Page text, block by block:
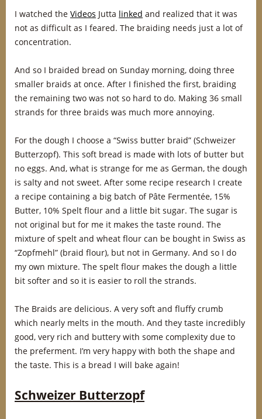
I watched the Videos Jutta linked and realized that it was
not as difficult as I feared. The braiding needs just a lot of
concentration.
And so I braided bread on Sunday morning, doing three
smaller braids at once. After I finished the first, braiding
the remaining two was not so hard to do. Making 36 small
strands for three braids was much more annoying.
For the dough I choose a “Swiss butter braid” (Schweizer
Butterzopf). This soft bread is made with lots of butter but
no eggs. And, what is strange for me as German, the dough
is salty and not sweet. After some recipe research I create
a recipe containing a big batch of Pâte Fermentée, 15%
Butter, 10% Spelt flour and a little bit sugar. The sugar is
not original but for me it makes the taste round. The
mixture of spelt and wheat flour can be bought in Swiss as
“Zopfmehl” (braid flour), but not in Germany. And so I do
my own mixture. The spelt flour makes the dough a little
bit softer and so it is easier to roll the strands.
The Braids are delicious. A very soft and fluffy crumb
which nearly melts in the mouth. And they taste incredibly
good, very rich and buttery with some complexity due to
the preferment. I’m very happy with both the shape and
the taste. This is a bread I will bake again!
Schweizer Butterzopf